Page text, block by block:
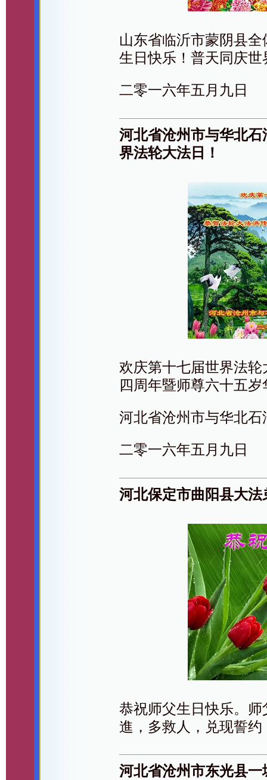
山东省临沂市蒙阴县
生日快乐！普天同庆
二零一六年五月九日
河北省沧州市与华北
界法轮大法日！
欢庆第十七届世界法
四周年暨师尊六十五岁
河北省沧州市与华北
二零一六年五月九日
河北保定市曲阳县大
恭祝师父生日快乐。
進，多救人，兑现誓约
河北省沧州市东光县